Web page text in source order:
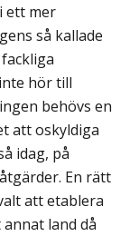
ett mer
så kallade
hör till
behövs en
att oskyldiga
idag, på
En rätt
att etablera
land då